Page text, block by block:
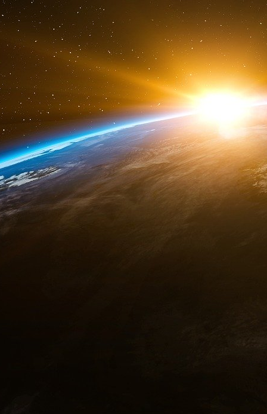
respecter les règles qui s’imposent à tous
expliqué le chef du service politique du
auront droit ces prochains jours à des
chacun des candidats, dans le respect de leur
Un débat entre les deux tours
En revanche, les deux candidats arrivés
ensemble dans l’entre-deux tours, c’est une
Macron à Marine Le Pen en 2017.
« Le vrai grand débat qui porte sur des sujets
c’est avant le second tour », explique le
c’est aux Français de se faire leur
de chacun où les candidats se parlent
politologue de rappeler : « On choisit au